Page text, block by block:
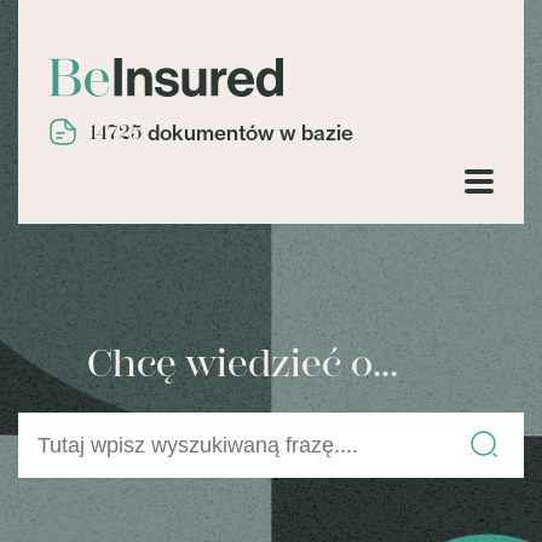
14725 dokumentów w bazie
Chcę wiedzieć o...